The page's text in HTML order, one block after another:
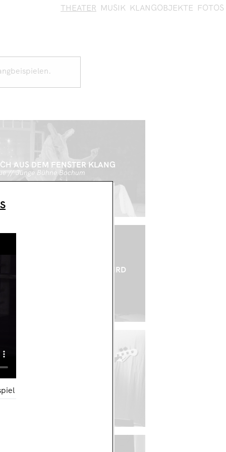
THEATER MUSIK KLANGOBJEKTE FOTOS
AUS DEM FENSTER KLANG
// Junge Bühne Bochum
MAN EINE SUPERHELDIN WIRD